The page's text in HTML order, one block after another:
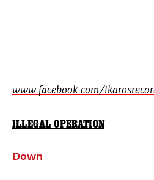
www.facebook.com/
ILLEGAL OPERATION
Down